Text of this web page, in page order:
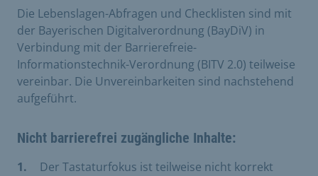
Die Lebenslagen-Abfragen und Checklisten sind mit
der Bayerischen Digitalverordnung (BayDiV) in
Verbindung mit der Barrierefreie-
Informationstechnik-Verordnung (BITV 2.0) teilweise
vereinbar. Die Unvereinbarkeiten sind nachstehend
aufgeführt.
Nicht barrierefrei zugängliche Inhalte:
Der Tastaturfokus ist teilweise nicht korrekt